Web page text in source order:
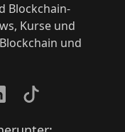
Blockchain-
Kurse und
und
TikTok